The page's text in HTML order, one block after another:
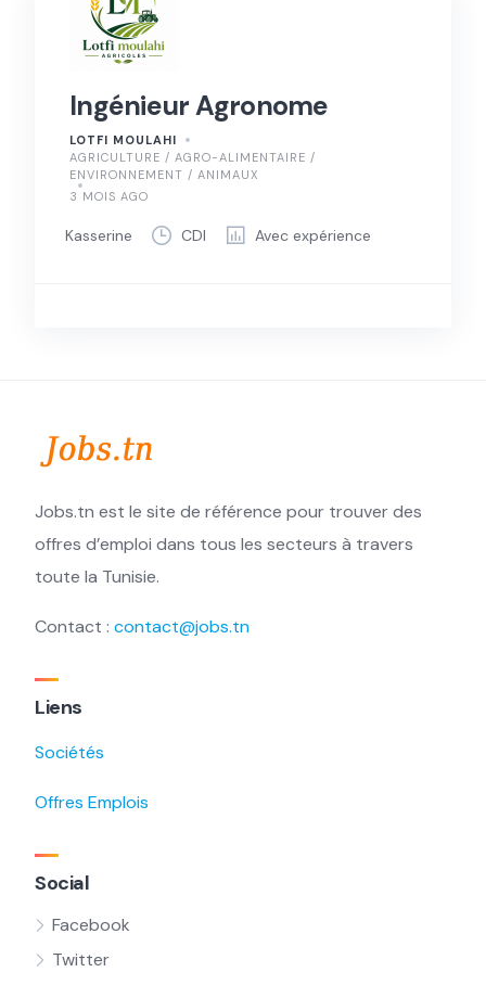
Ingénieur Agronome
LOTFI MOULAHI
AGRICULTURE / AGRO-ALIMENTAIRE /
ENVIRONNEMENT / ANIMAUX
3 MOIS AGO
Kasserine CDI Avec expérience
Jobs.tn est le site de référence pour trouver des
offres d’emploi dans tous les secteurs à travers
toute la Tunisie.
Contact : contact@jobs.tn
Liens
Sociétés
Offres Emplois
Social
Facebook
Twitter